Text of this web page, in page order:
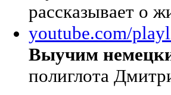
рассказывает о
youtube.com/
Выучим
полиглота